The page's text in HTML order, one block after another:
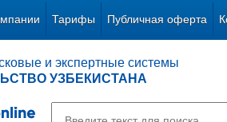
Тарифы Публичная оферта
и экспертные системы
УЗБЕКИСТАНА